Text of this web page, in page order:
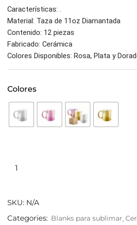
Características: .
Material: Taza de 11oz Diamantada
Contenido: 12 piezas
Fabricado: Cerámica
Colores Disponibles: Rosa, Plata y
Colores
SKU: N/A
Categories: Blanks para sublimar